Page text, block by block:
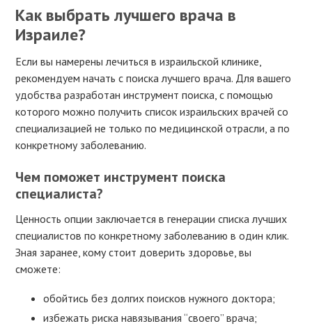
Как выбрать лучшего врача в
Израиле?
Если вы намерены лечиться в израильской клинике,
рекомендуем начать с поиска лучшего врача. Для вашего
удобства разработан инструмент поиска, с помощью
которого можно получить список израильских врачей со
специализацией не только по медицинской отрасли, а по
конкретному заболеванию.
Чем поможет инструмент поиска
специалиста?
Ценность опции заключается в генерации списка лучших
специалистов по конкретному заболеванию в один клик.
Зная заранее, кому стоит доверить здоровье, вы
сможете:
обойтись без долгих поисков нужного доктора;
избежать риска навязывания “своего” врача;